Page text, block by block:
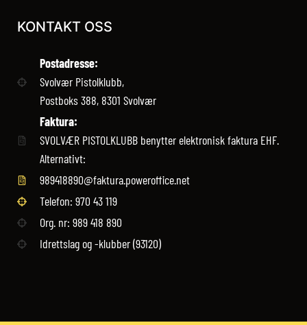
KONTAKT OSS
Postadresse:
Svolvær Pistolklubb,
Postboks 388, 8301 Svolvær
Faktura:
SVOLVÆR PISTOLKLUBB benytter elektronisk faktura EHF.
Alternativt:
989418890@faktura.poweroffice.net
Telefon: 970 43 119‬
Org. nr: 989 418 890
Idrettslag og -klubber (93120)